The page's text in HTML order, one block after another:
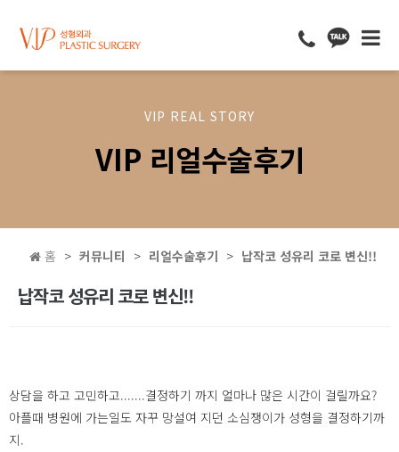
VIP REAL STORY
VIP 리얼수술후기
홈 커뮤니티 리얼수술후기 납작코 성유리 코로 변신!!
납작코 성유리 코로 변신!!
상담을 하고 고민하고.......결정하기 까지 얼마나 많은 시간이 걸릴까요?
아플때 병원에 가는일도 자꾸 망설여 지던 소심쟁이가 성형을 결정하기까
지.